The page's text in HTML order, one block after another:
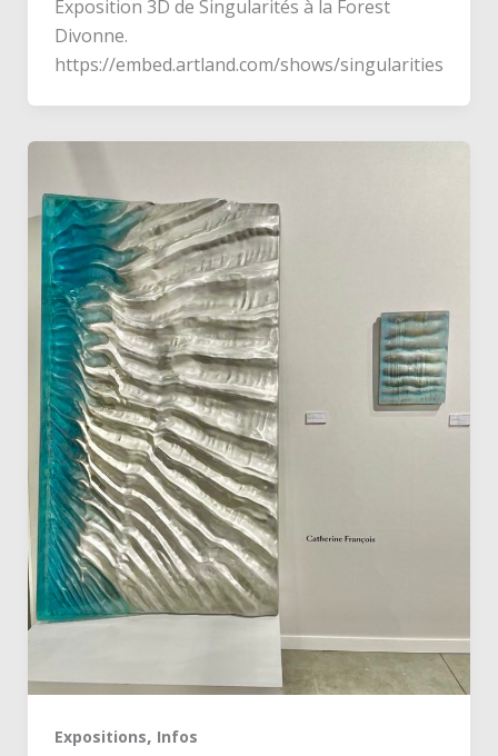
Exposition 3D de Singularités à la Forest
Divonne.
https://embed.artland.com/shows/singularities
Expositions, Infos